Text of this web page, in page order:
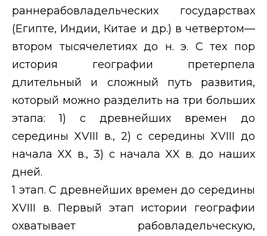
раннерабовладельческих государствах
(Египте, Индии, Китае и др.) в четвертом—
втором тысячелетиях до н. э. С тех пор
история географии претерпела
длительный и сложный путь развития,
который можно разделить на три больших
этапа: 1) с древнейших времен до
середины XVIII в., 2) с серединыXVIIIдо
начала XX в., 3) с началаXX в. до наших
дней.
1 этап. С древнейших времен до середины
XVIII в. Первый этап истории географии
охватывает рабовладельческую,